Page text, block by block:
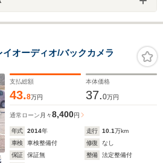
オーディオ/バックカメラ
支払総額
43.8万円
本体価格
37.0万円
通常ローン 月々8,400円
年式 2014年 走行 10.1万km
車検
車検整備付 修復
なし
保証
保証無 整備
法定整備付